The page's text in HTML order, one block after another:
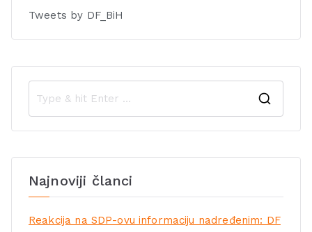
Tweets by DF_BiH
Najnoviji članci
Reakcija na SDP-ovu informaciju nadređenim: DF